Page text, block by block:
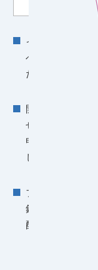
イベント開催前
へ当社スタッフ
だきます。
開催当日に取材
せていただきま
申請書にご記入
し、ご確認いた
ブログ掲載時に
録されている全
配信させていた